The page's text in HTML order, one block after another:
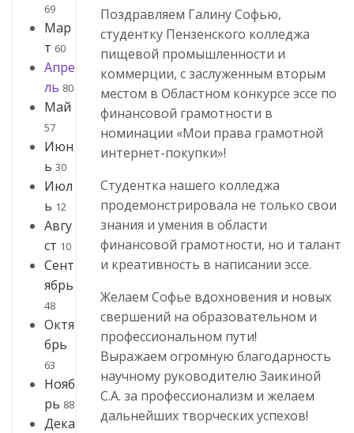
69
Мар
т 60
Апре
ль 80
Май
57
Июн
ь 30
Июл
ь 12
Авгу
ст 10
Сент
ябрь
48
Октя
брь
63
Нояб
рь 88
Дека
Поздравляем Галину Софью,
студентку Пензенского колледжа
пищевой промышленности и
коммерции, с заслуженным вторым
местом в Областном конкурсе эссе по
финансовой грамотности в
номинации «Мои права грамотной
интернет-покупки»!
Студентка нашего колледжа
продемонстрировала не только свои
знания и умения в области
финансовой грамотности, но и талант
и креативность в написании эссе.
Желаем Софье вдохновения и новых
свершений на образовательном и
профессиональном пути!
Выражаем огромную благодарность
научному руководителю Заикиной
С.А. за профессионализм и желаем
дальнейших творческих успехов!